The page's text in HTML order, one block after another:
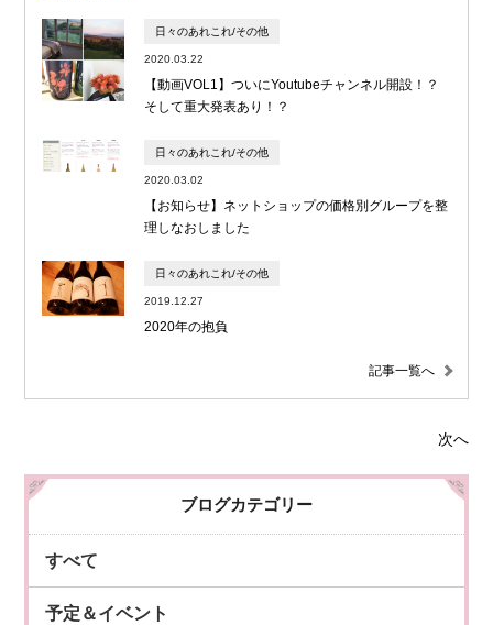
日々のあれこれ/その他
2020.03.22
【動画VOL1】ついにYoutubeチャンネル開設！？
そして重大発表あり！？
日々のあれこれ/その他
2020.03.02
【お知らせ】ネットショップの価格別グループを整
理しなおしました
日々のあれこれ/その他
2019.12.27
2020年の抱負
記事一覧へ
次へ
ブログカテゴリー
すべて
予定＆イベント